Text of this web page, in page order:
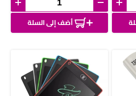
أضف إلى السلة